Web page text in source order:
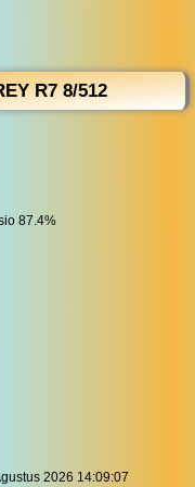
R7 8/512
87.4%
2026 14:09:07